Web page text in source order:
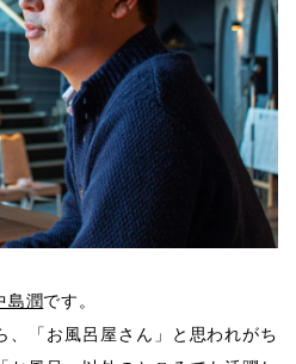
島潤です。
、「お風呂屋さん」と思われがち